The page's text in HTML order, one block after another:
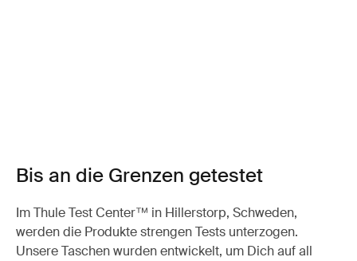
Bis an die Grenzen getestet
Im Thule Test Center™ in Hillerstorp, Schweden,
werden die Produkte strengen Tests unterzogen.
Unsere Taschen wurden entwickelt, um Dich auf all